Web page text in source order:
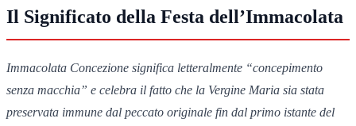
Il Significato della Festa dell’Immacolata
Immacolata Concezione significa letteralmente “concepimento
senza macchia” e celebra il fatto che la Vergine Maria sia stata
preservata immune dal peccato originale fin dal primo istante del